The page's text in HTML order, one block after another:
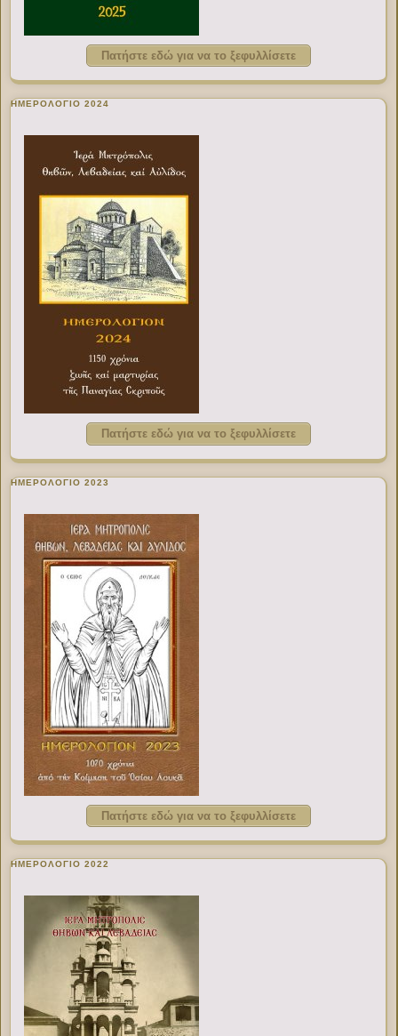
Πατήστε εδώ για να το ξεφυλλίσετε
ΗΜΕΡΟΛΟΓΙΟ 2024
Πατήστε εδώ για να το ξεφυλλίσετε
ΗΜΕΡΟΛΟΓΙΟ 2023
Πατήστε εδώ για να το ξεφυλλίσετε
ΗΜΕΡΟΛΟΓΙΟ 2022